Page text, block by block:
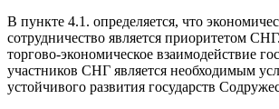
В пункте 4.1. определяется, что
сотрудничество является приоритетом
торгово-экономическое взаимодействие
участников СНГ является необходимым
устойчивого развития государств